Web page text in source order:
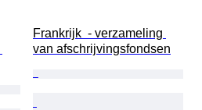
Frankrijk  - verzameling
van afschrijvingsfondsen